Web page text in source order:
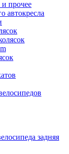
прочее
автокресла
задняя